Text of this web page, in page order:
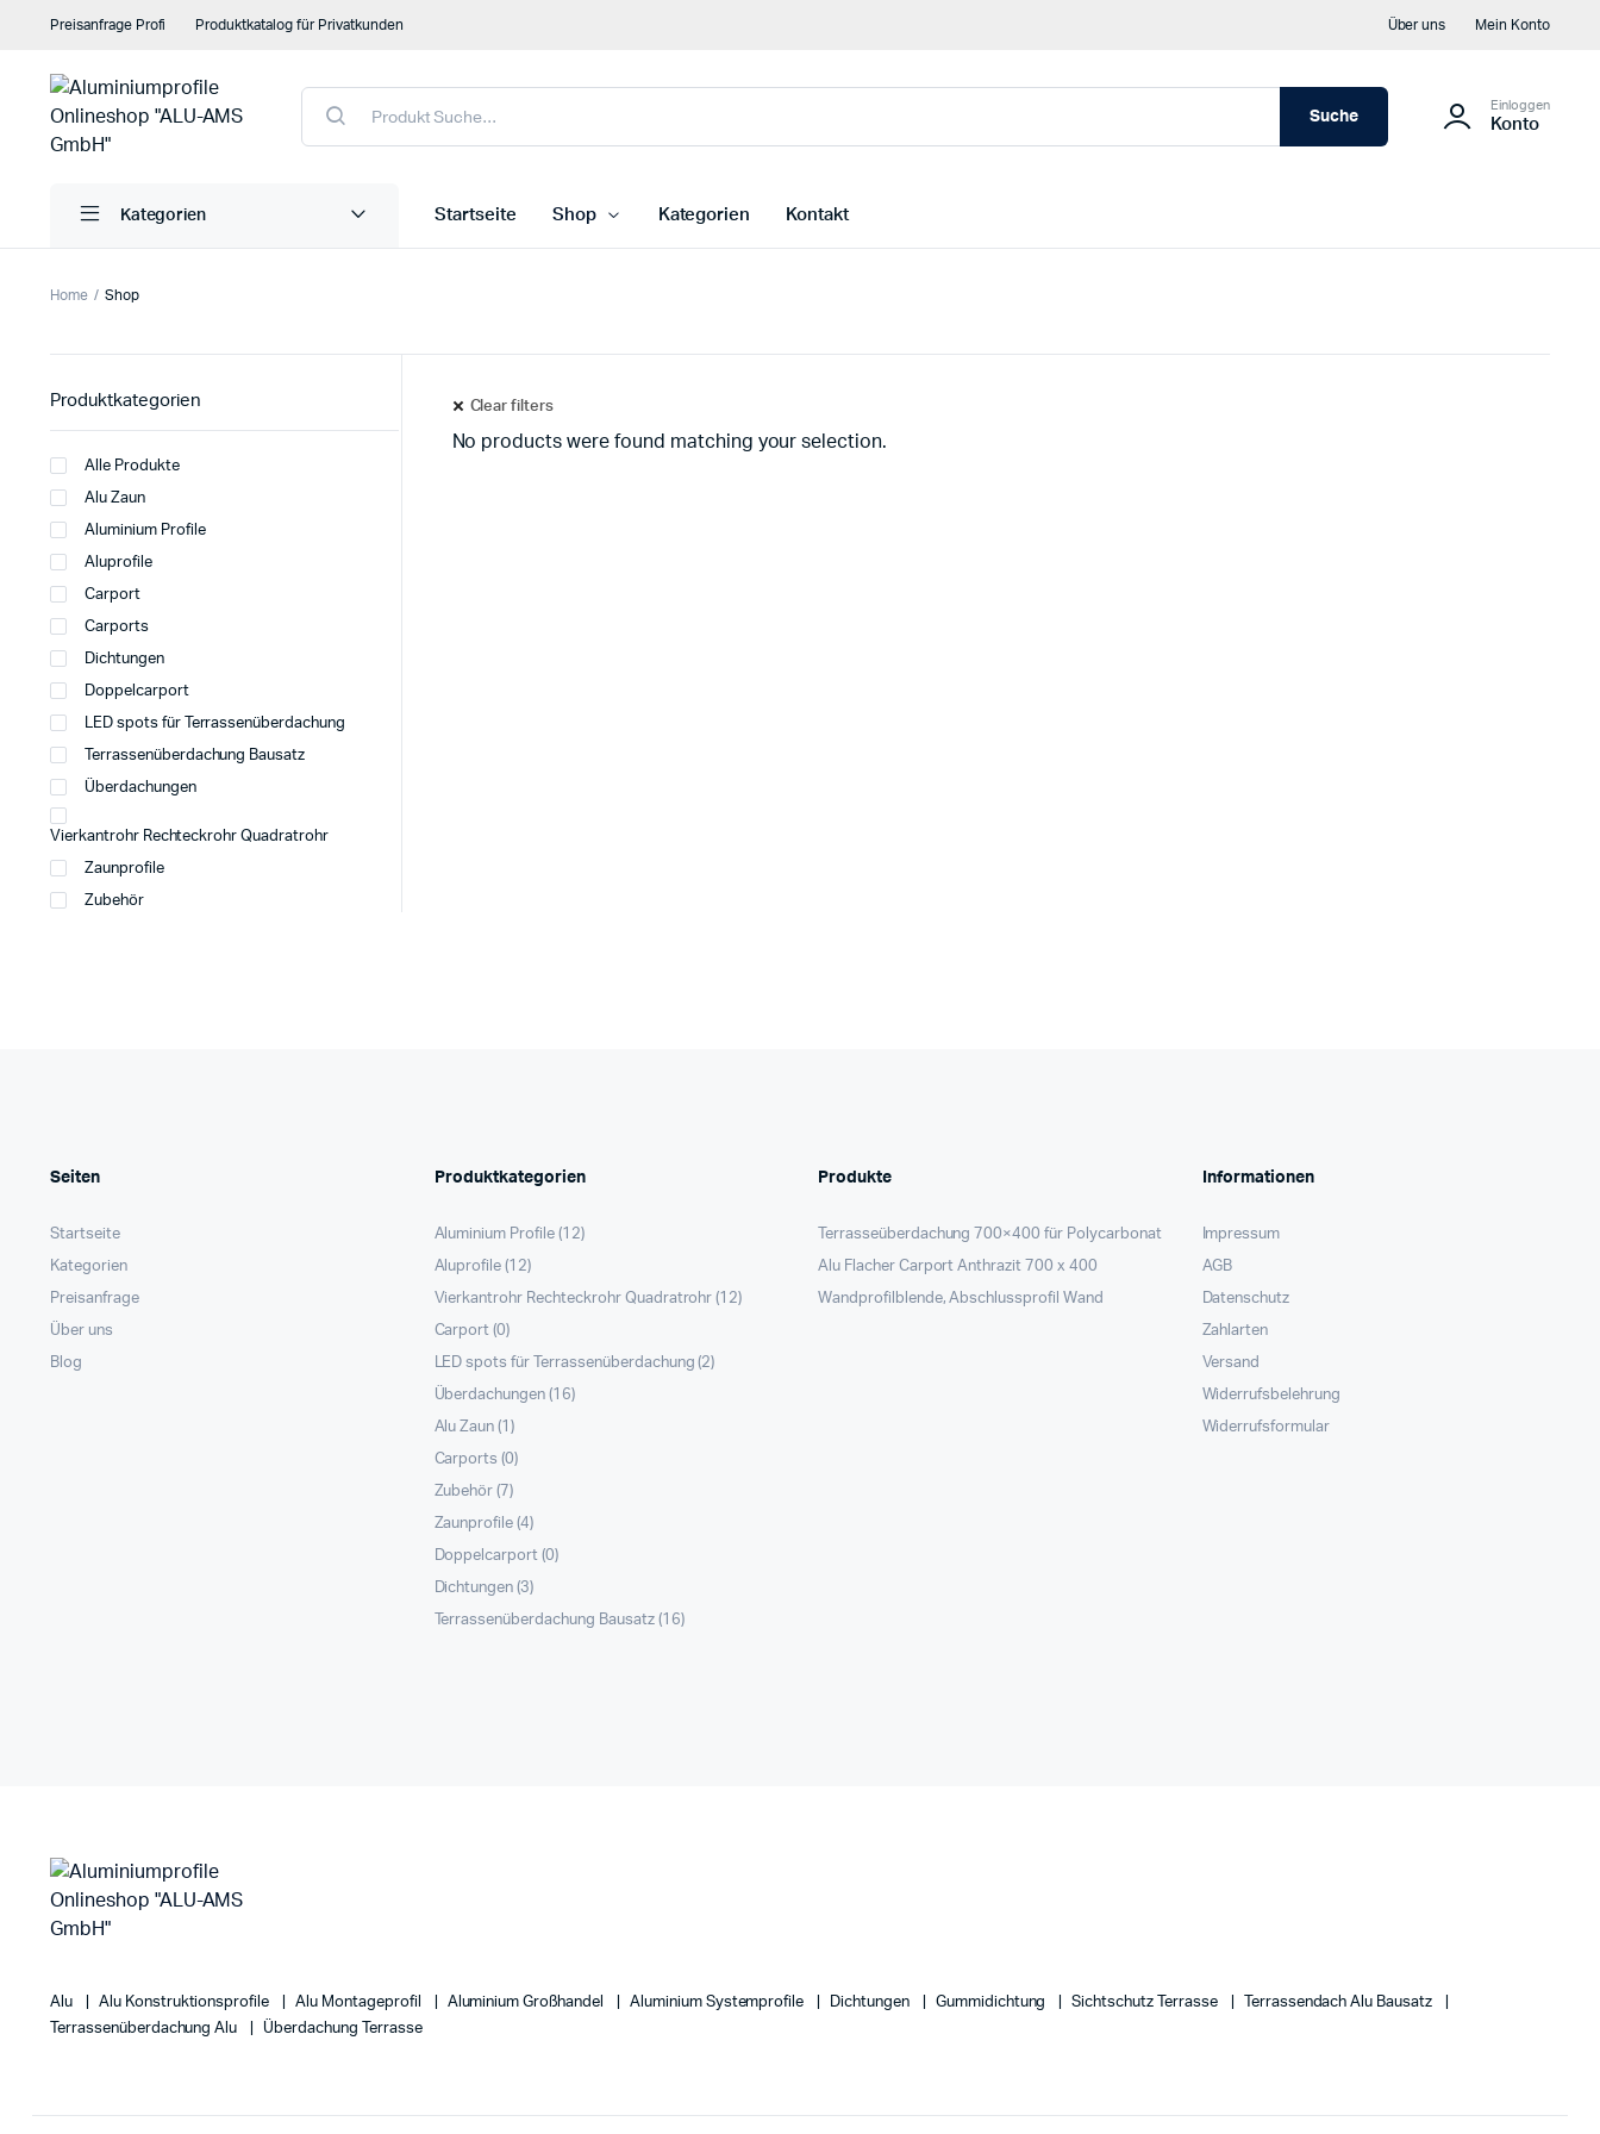
Preisanfrage Profi Produktkatalog für Privatkunden Über uns Mein Konto
Products
search
Suche
Einloggen
Konto
Kategorien Startseite Shop Kategorien Kontakt
Home Shop
Clear filters
No products were found matching your selection.
Produktkategorien
Alle Produkte
Alu Zaun
Aluminium Profile
Aluprofile
Carport
Carports
Dichtungen
Doppelcarport
LED spots für Terrassenüberdachung
Terrassenüberdachung Bausatz
Überdachungen
Vierkantrohr Rechteckrohr Quadratrohr
Zaunprofile
Zubehör
Seiten
Startseite
Kategorien
Preisanfrage
Über uns
Blog
Produktkategorien
Aluminium Profile (12)
Aluprofile (12)
Vierkantrohr Rechteckrohr Quadratrohr (12)
Carport (0)
LED spots für Terrassenüberdachung (2)
Überdachungen (16)
Alu Zaun (1)
Carports (0)
Zubehör (7)
Zaunprofile (4)
Doppelcarport (0)
Dichtungen (3)
Terrassenüberdachung Bausatz (16)
Produkte
Terrasseüberdachung 700×400 für Polycarbonat
Alu Flacher Carport Anthrazit 700 x 400
Wandprofilblende, Abschlussprofil Wand
Informationen
Impressum
AGB
Datenschutz
Zahlarten
Versand
Widerrufsbelehrung
Widerrufsformular
Alu Alu Konstruktionsprofile Alu Montageprofil Aluminium Großhandel Aluminium Systemprofile Dichtungen Gummidichtung Sichtschutz Terrasse
Terrassendach Alu Bausatz
Terrassenüberdachung Alu
Überdachung Terrasse